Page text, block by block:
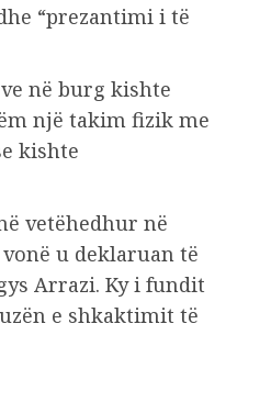
“prezantimi i të
në burg kishte
një takim fizik me
kishte
vetëhedhur në
u deklaruan të
Arrazi. Ky i fundit
e shkaktimit të